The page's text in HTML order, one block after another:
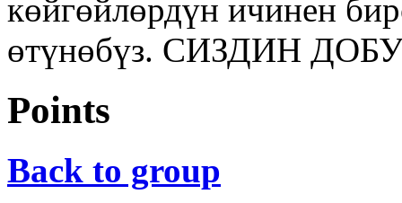
көйгөйлөрдүн ичинен
өтүнөбүз. СИЗДИН
Points
Back to group